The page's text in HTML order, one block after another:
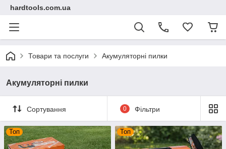
hardtools.com.ua
Товари та послуги Акумуляторні пилки
Акумуляторні пилки
Сортування 0 Фільтри
Топ Топ